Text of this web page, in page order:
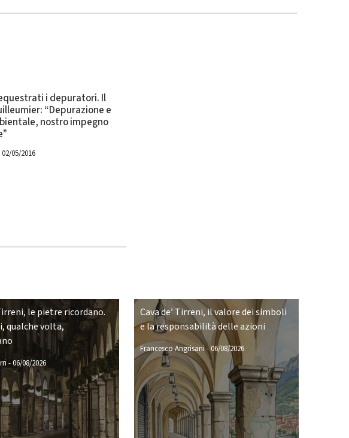
i depuratori. Il
“Depurazione e
nostro impegno
05/2016
le pietre ricordano.
qualche volta,
-06/08/2026
Cava de’ Tirreni, il valore dei simboli
e la responsabilità delle azioni
Francesco Angrisani-06/08/2026